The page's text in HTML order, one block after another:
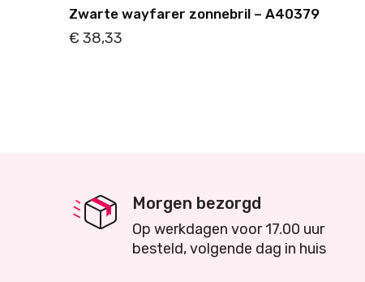
Zwarte wayfarer zonnebril – A40379
€ 38,33
Morgen bezorgd
Op werkdagen voor 17.00 uur
besteld, volgende dag in huis